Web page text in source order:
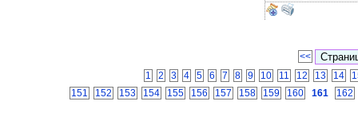
<<
1
2 3 4 5 6 7 8 9 10 11 12 13 14
151
152 153 154 155 156 157 158 159 160 161 162